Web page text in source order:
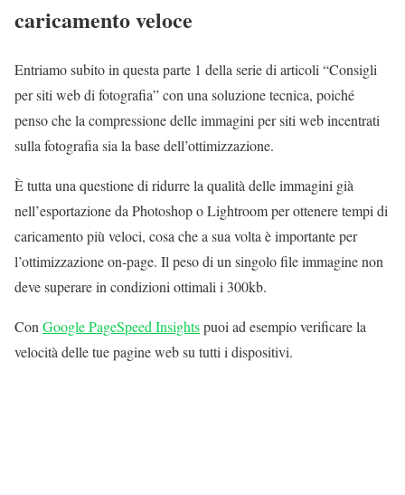
caricamento veloce
Entriamo subito in questa parte 1 della serie di articoli “Consigli
per siti web di fotografia” con una soluzione tecnica, poiché
penso che la compressione delle immagini per siti web incentrati
sulla fotografia sia la base dell’ottimizzazione.
È tutta una questione di ridurre la qualità delle immagini già
nell’esportazione da Photoshop o Lightroom per ottenere tempi di
caricamento più veloci, cosa che a sua volta è importante per
l’ottimizzazione on-page. Il peso di un singolo file immagine non
deve superare in condizioni ottimali i 300kb.
Con Google PageSpeed Insightspuoi ad esempio verificare la
velocità delle tue pagine web su tutti i dispositivi.